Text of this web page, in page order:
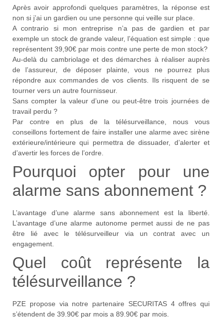
Après avoir approfondi quelques paramètres, la réponse est
non si j’ai un gardien ou une personne qui veille sur place.
A contrario si mon entreprise n’a pas de gardien et par
exemple un stock de grande valeur, l’équation est simple : que
représentent 39,90€ par mois contre une perte de mon stock?
Au-delà du cambriolage et des démarches à réaliser auprès
de l’assureur, de déposer plainte, vous ne pourrez plus
répondre aux commandes de vos clients. Ils risquent de se
tourner vers un autre fournisseur.
Sans compter la valeur d’une ou peut-être trois journées de
travail perdu ?
Par contre en plus de la télésurveillance, nous vous
conseillons fortement de faire installer une alarme avec sirène
extérieure/intérieure qui permettra de dissuader, d’alerter et
d’avertir les forces de l’ordre.
Pourquoi opter pour une
alarme sans abonnement ?
L’avantage d’une alarme sans abonnement est la liberté.
L’avantage d’une alarme autonome permet aussi de ne pas
être lié avec le télésurveilleur via un contrat avec un
engagement.
Quel coût représente la
télésurveillance ?
PZE propose via notre partenaire SECURITAS 4 offres qui
s’étendent de 39.90€ par mois a 89.90€ par mois.